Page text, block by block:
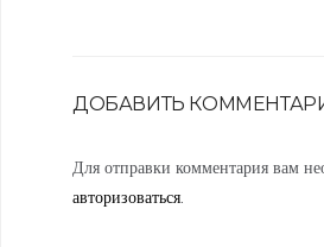
ДОБАВИТЬ
Для отправки комментария вам
авторизоваться.